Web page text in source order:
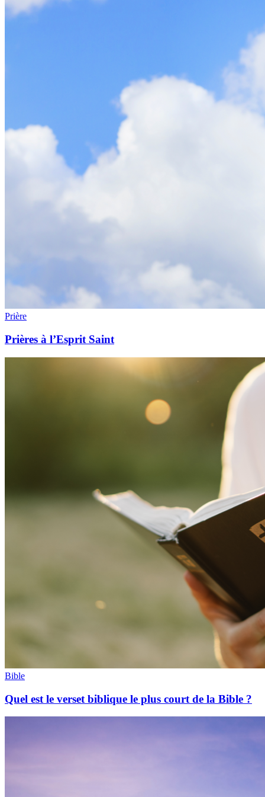
Prière
Prières à l’Esprit Saint
Bible
Quel est le verset biblique le plus court de la Bible ?